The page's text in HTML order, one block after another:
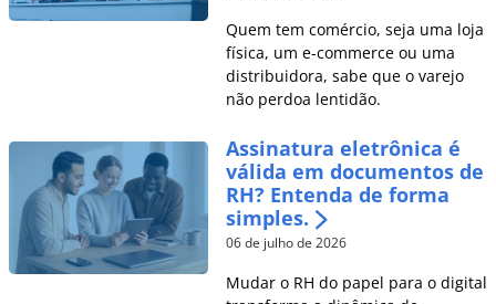
Quem tem comércio, seja uma loja
física, um e-commerce ou uma
distribuidora, sabe que o varejo
não perdoa lentidão.
Assinatura eletrônica é
válida em documentos de
RH? Entenda de forma
simples.
06 de julho de 2026
Mudar o RH do papel para o digital